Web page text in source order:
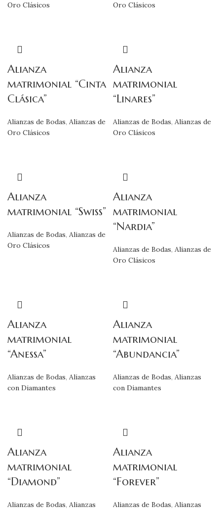
Oro Clásicos
Oro Clásicos
Alianza
matrimonial “Cinta
Clásica”
Alianzas de Bodas, Alianzas de
Oro Clásicos
Alianza
matrimonial
“Linares”
Alianzas de Bodas, Alianzas de
Oro Clásicos
Alianza
matrimonial “Swiss”
Alianzas de Bodas, Alianzas de
Oro Clásicos
Alianza
matrimonial
“Nardia”
Alianzas de Bodas, Alianzas de
Oro Clásicos
Alianza
matrimonial
“Anessa”
Alianzas de Bodas, Alianzas
con Diamantes
Alianza
matrimonial
“Abundancia”
Alianzas de Bodas, Alianzas
con Diamantes
Alianza
matrimonial
“Diamond”
Alianzas de Bodas, Alianzas
Alianza
matrimonial
“Forever”
Alianzas de Bodas, Alianzas